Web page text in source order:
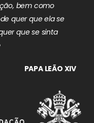
bem como
quer que ela se
que se sinta
PAPA LEÃO XIV